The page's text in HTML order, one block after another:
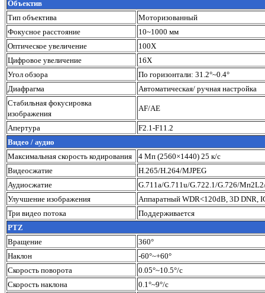
Объектив
Тип объектива
Моторизованный
Фокусное расстояние
10~1000 мм
Оптическое увеличение
100X
Цифровое увеличение
16X
Угол обзора
По горизонтали: 31.2°~0.4°
Диафрагма
Автоматическая/ ручная настройка
Стабильная фокусировка
изображения
AF/AE
Апертура
F2.1-F11.2
Видео / аудио
Максимальная скорость кодирования
4 Мп (2560×1440) 25 к/с
Видеосжатие
H.265/H.264/MJPEG
Аудиосжатие
G.711a/G.711u/G.722.1/G.726/
Улучшение изображения
Аппаратный WDR<120dB, 3D DNR,
Три видео потока
Поддерживается
PTZ
Вращение
360°
Наклон
-60°~+60°
Скорость поворота
0.05°~10.5°/с
Скорость наклона
0.1°~9°/с